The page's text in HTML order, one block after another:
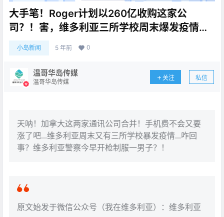
大手笔！Roger计划以260亿收购这家公
司？！害，维多利亚三所学校周末爆发疫情…
小岛新闻 5 年前 0
温哥华岛传媒
温哥华岛传媒
关注 私信
天呐！加拿大这两家通讯公司合并！手机费不会又要
涨了吧...维多利亚周末又有三所学校暴发疫情...咋回
事？维多利亚警察今早开枪制服一男子？！
原文始发于微信公众号（我在维多利亚）：维多利亚